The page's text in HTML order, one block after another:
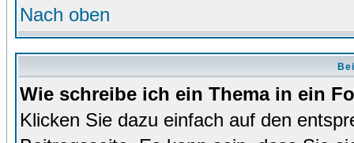
Nach oben
Wie schreibe ich ein Thema in ein
Klicken Sie dazu einfach auf den